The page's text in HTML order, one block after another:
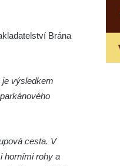
Brána
výsledkem
cesta. V
horními rohy a